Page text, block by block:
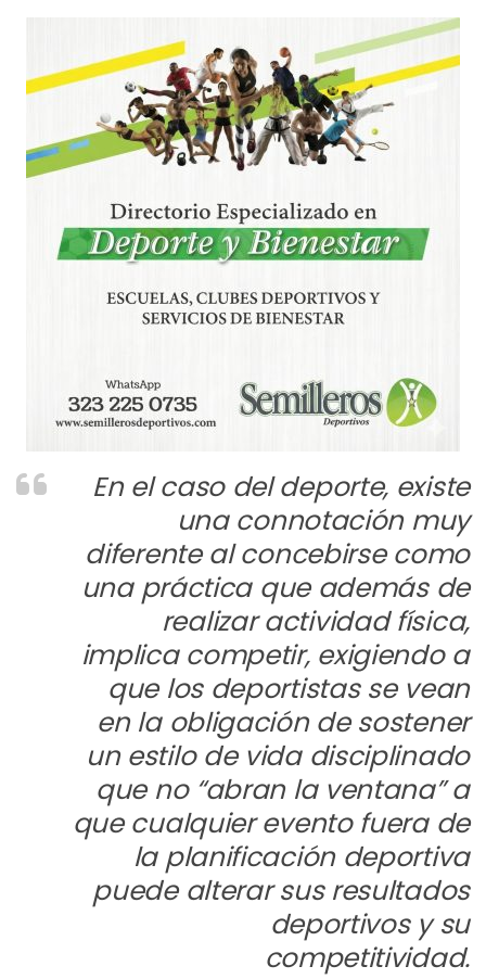
En el caso del deporte, existe
una connotación muy
diferente al concebirse como
una práctica que además de
realizar actividad física,
implica competir, exigiendo a
que los deportistas se vean
en la obligación de sostener
un estilo de vida disciplinado
que no “abran la ventana” a
que cualquier evento fuera de
la planificación deportiva
puede alterar sus resultados
deportivos y su
competitividad.